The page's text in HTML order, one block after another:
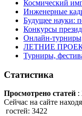
Космический
Инженерные
Будущее науки:
Конкурсы
Онлайн-
ЛЕТНИЕ
Турниры,
Статистика
Просмотрено статей :
Сейчас на сайте
гостей: 3422